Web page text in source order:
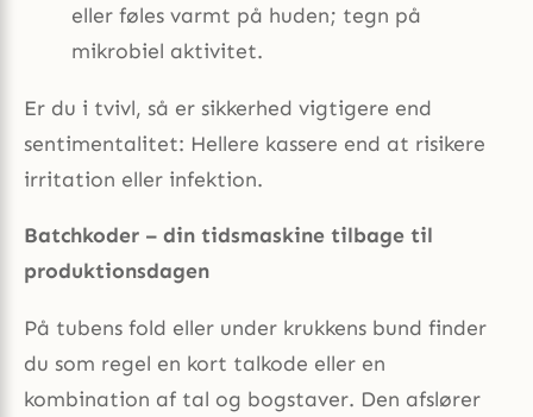
eller føles varmt på huden; tegn på
mikrobiel aktivitet.
Er du i tvivl, så er sikkerhed vigtigere end
sentimentalitet: Hellere kassere end at risikere
irritation eller infektion.
Batchkoder – din tidsmaskine tilbage til
produktionsdagen
På tubens fold eller under krukkens bund finder
du som regel en kort talkode eller en
kombination af tal og bogstaver. Den afslører